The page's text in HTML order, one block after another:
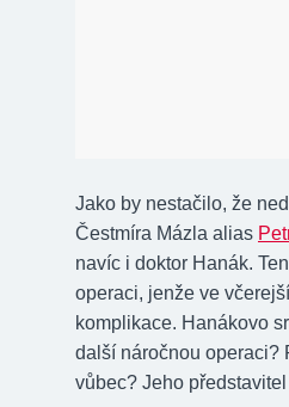
Jako by nestačilo, že
Čestmíra Mázla alias
navíc i doktor Hanák.
operaci, jenže ve
komplikace. Hanákovo
další náročnou operaci?
vůbec? Jeho